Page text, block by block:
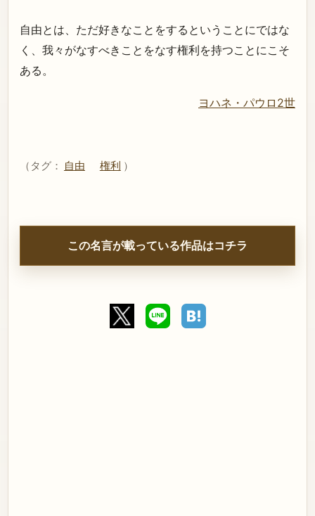
自由とは、ただ好きなことをするということにではな
く、我々がなすべきことをなす権利を持つことにこそ
ある。
ヨハネ・パウロ2世
（タグ： 自由 権利 ）
この名言が載っている作品はコチラ